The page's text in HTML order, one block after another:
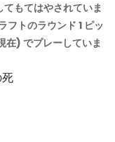
もてはやされていま
トのラウンド 1 ピッ
在) でプレーしていま